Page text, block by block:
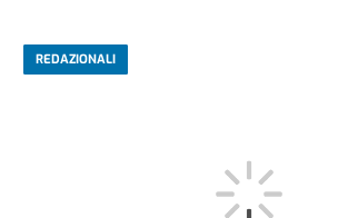
REDAZIONALI